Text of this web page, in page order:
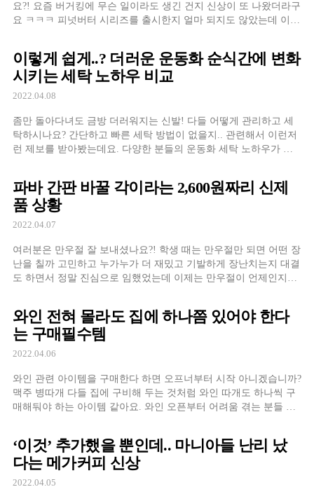
요?! 요즘 버거킹에 무슨 일이라도 생긴 건지 신상이 또 나왔더라구
요 ㅋㅋㅋ 피넛버터 시리즈를 출시한지 얼마 되지도 않았는데 이번
이렇게 쉽게..? 더러운 운동화 순식간에 변화
시키는 세탁 노하우 비교
2022.04.08
좀만 돌아다녀도 금방 더러워지는 신발! 다들 어떻게 관리하고 세
탁하시나요? 간단하고 빠른 세탁 방법이 없을지.. 관련해서 이런저
런 제보를 받아봤는데요. 다양한 분들의 운동화 세탁 노하우가 있
파바 간판 바꿀 각이라는 2,600원짜리 신제
품 상황
2022.04.07
여러분은 만우절 잘 보내셨나요?! 학생 때는 만우절만 되면 어떤 장
난을 칠까 고민하고 누가누가 더 재밌고 기발하게 장난치는지 대결
도 하면서 정말 진심으로 임했었는데 이제는 만우절이 언제인지도
와인 전혀 몰라도 집에 하나쯤 있어야 한다
는 구매필수템
2022.04.06
와인 관련 아이템을 구매한다 하면 오프너부터 시작 아니겠습니까?
맥주 병따개 다들 집에 구비해 두는 것처럼 와인 따개도 하나씩 구
매해둬야 하는 아이템 같아요. 와인 오픈부터 어려움 겪는 분들 저
‘이것’ 추가했을 뿐인데.. 마니아들 난리 났
다는 메가커피 신상
2022.04.05